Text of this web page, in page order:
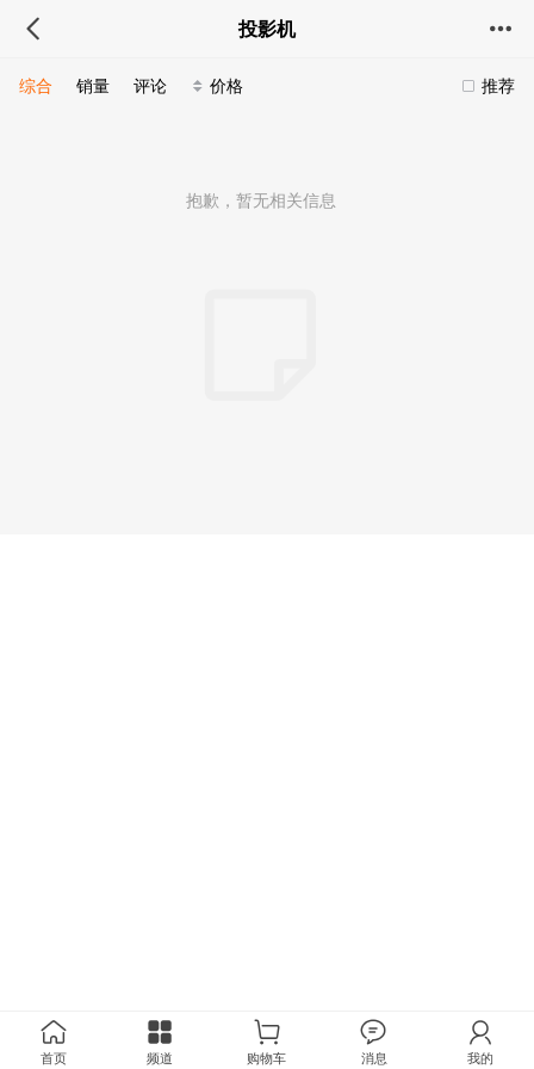
投影机
推荐
综合 销量 评论 价格
抱歉，暂无相关信息
首页 频道 购物车 消息 我的